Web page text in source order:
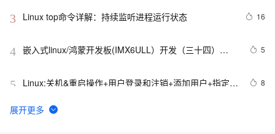
3 Linux top命令详解：持续监听进程运行状态 16
4 嵌入式linux/鸿蒙开发板(IMX6ULL）开发（三十四）
5
5
Linux:关机&重启操作+用户登录和注销+添加用户+指定/
用户/登录用户+用户组+修改用户的组+用户组和相关文件
8
6 linux主机模式（Host-Only）的网络配置